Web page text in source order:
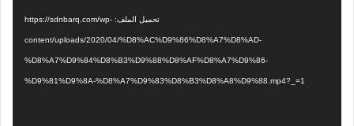
تحميل الملف: https://sdnbarq.com/wp-
content/uploads/2020/04/%D8%AC%D9%86%D8%A7%D8%AD-
%D8%A7%D9%84%D8%B3%D9%88%D8%AF%D8%A7%D9%86-
%D9%81%D9%8A-%D8%A7%D9%83%D8%B3%D8%A8%D9%88.mp4?_=1